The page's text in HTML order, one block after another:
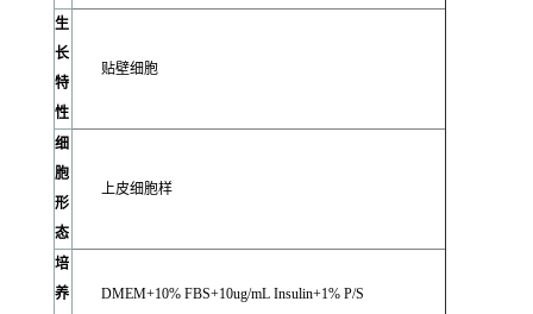
生
长
特
性
贴壁细胞
细
胞
形
态
上皮细胞样
培
养
DMEM+10% FBS+10ug/mL Insulin+1% P/S